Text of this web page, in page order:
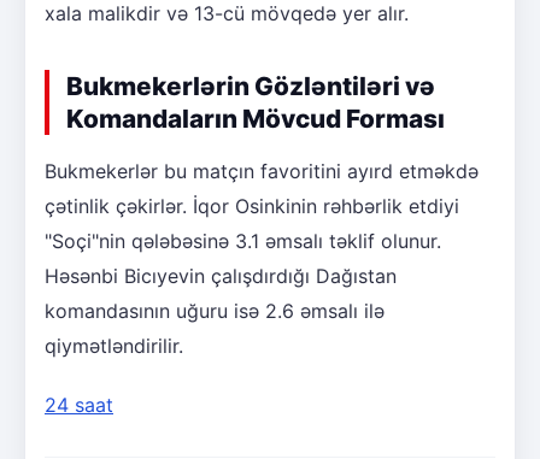
xala malikdir və 13-cü mövqedə yer alır.
Bukmekerlərin Gözləntiləri və
Komandaların Mövcud Forması
Bukmekerlər bu matçın favoritini ayırd etməkdə
çətinlik çəkirlər. İqor Osinkinin rəhbərlik etdiyi
"Soçi"nin qələbəsinə 3.1 əmsalı təklif olunur.
Həsənbi Bicıyevin çalışdırdığı Dağıstan
komandasının uğuru isə 2.6 əmsalı ilə
qiymətləndirilir.
24 saat